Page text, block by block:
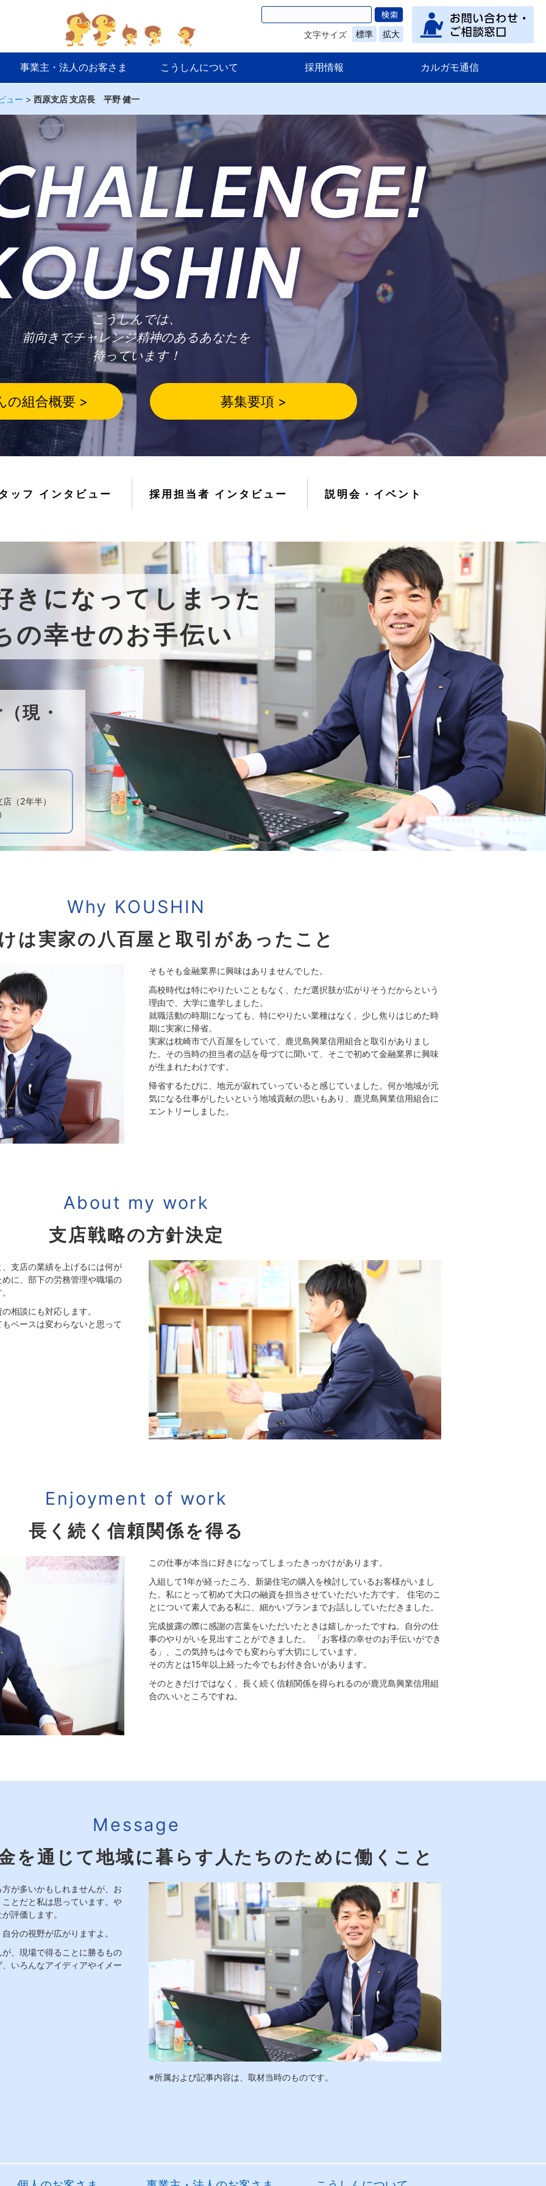
文字サイズ 標準 拡大
事業主・法人のお客さま こうしんについて 採用情報 カルガモ通信
ュー > 西原支店 支店長 平野 健一
こうしんでは、
前向きでチャレンジ精神のあるあなたを
待っています！
の組合概要 > 募集要項 >
ッフ インタビュー 採用担当者 インタビュー 説明会・イベント
きになってしまった
の幸せのお手伝い
（現・
（2年半）
Why KOUSHIN
は実家の八百屋と取引があったこと
そもそも金融業界に興味はありませんでした。
高校時代は特にやりたいこともなく、ただ選択肢が広がりそうだからという
理由で、大学に進学しました。
就職活動の時期になっても、特にやりたい業種はなく、少し焦りはじめた時
期に実家に帰省。
実家は枕崎市で八百屋をしていて、鹿児島興業信用組合と取引がありまし
た。その当時の担当者の話を母づてに聞いて、そこで初めて金融業界に興味
が生まれたわけです。
帰省するたびに、地元が寂れていっていると感じていました。何か地域が元
気になる仕事がしたいという地域貢献の思いもあり、鹿児島興業信用組合に
エントリーしました。
About my work
支店戦略の方針決定
支店の業績を上げるには何が
に、部下の労務管理や職場の
相談にも対応します。
ベースは変わらないと思って
Enjoyment of work
長く続く信頼関係を得る
この仕事が本当に好きになってしまったきっかけがあります。
入組して1年が経ったころ、新築住宅の購入を検討しているお客様がいまし
た。私にとって初めて大口の融資を担当させていただいた方です。 住宅のこ
とについて素人である私に、細かいプランまでお話ししていただきました。
完成披露の際に感謝の言葉をいただいたときは嬉しかったですね。自分の仕
事のやりがいを見出すことができました。 「お客様の幸せのお手伝いができ
る」、この気持ちは今でも変わらず大切にしています。
その方とは15年以上経った今でもお付き合いがあります。
そのときだけではなく、長く続く信頼関係を得られるのが鹿児島興業信用組
合のいいところですね。
Message
を通じて地域に暮らす人たちのために働くこと
※所属および記事内容は、取材当時のものです。
が多いかもしれませんが、お
とだと私は思っています。や
評価します。
分の視野が広がりますよ。
、現場で得ることに勝るもの
いろんなアイディアやイメー